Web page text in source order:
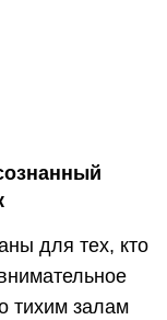
для тех, кто
тихим залам